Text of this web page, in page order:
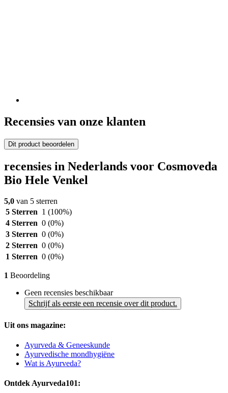
Recensies van onze klanten
Dit product beoordelen
recensies in Nederlands voor Cosmoveda
Bio Hele Venkel
5,0 van 5 sterren
5 Sterren 1 (100%)
4 Sterren 0 (0%)
3 Sterren 0 (0%)
2 Sterren 0 (0%)
1 Sterren 0 (0%)
1 Beoordeling
Geen recensies beschikbaar
Schrijf als eerste een recensie over dit product.
Uit ons magazine:
Ayurveda & Geneeskunde
Ayurvedische mondhygiëne
Wat is Ayurveda?
Ontdek Ayurveda101: